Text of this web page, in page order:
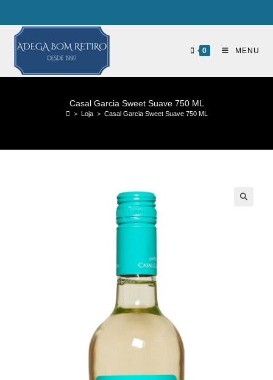
0 MENU
Casal Garcia Sweet Suave 750 ML
> Loja > Casal Garcia Sweet Suave 750 ML